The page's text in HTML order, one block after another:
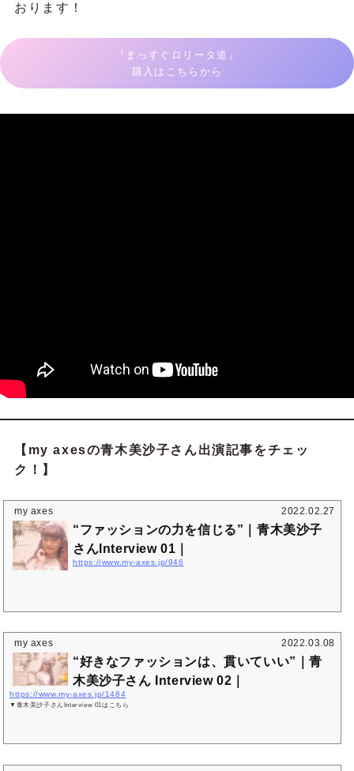
おります！
『まっすぐロリータ道』
購入はこちらから
【my axesの青木美沙子さん出演記事をチェッ
ク！】
my axes 2022.02.27
“ファッションの力を信じる”｜青木美沙子
さんInterview 01｜
https://www.my-axes.jp/946
my axes 2022.03.08
“好きなファッションは、貫いていい”｜青
木美沙子さん Interview 02｜
https://www.my-axes.jp/1484
▼青木美沙子さんInterview 01はこちら